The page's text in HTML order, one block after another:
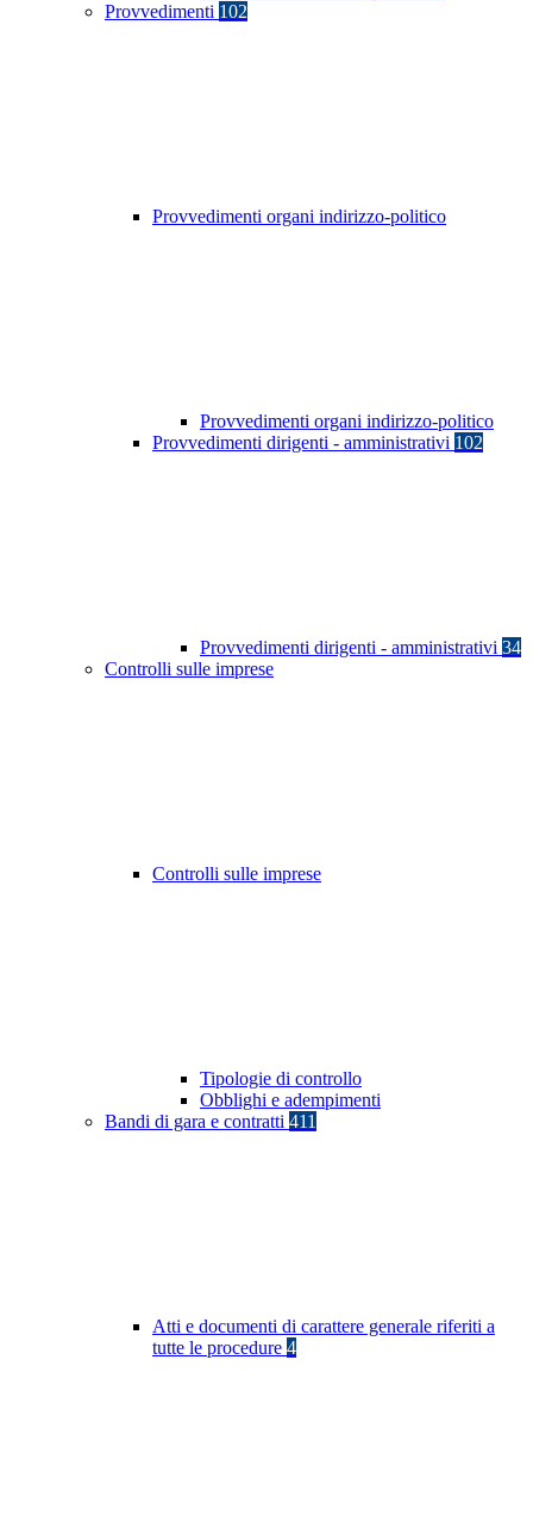
Provvedimenti 102
Provvedimenti organi indirizzo-politico
Provvedimenti organi indirizzo-politico
Provvedimenti dirigenti - amministrativi 102
Provvedimenti dirigenti - amministrativi 34
Controlli sulle imprese
Controlli sulle imprese
Tipologie di controllo
Obblighi e adempimenti
Bandi di gara e contratti 411
Atti e documenti di carattere generale riferiti a
tutte le procedure 4